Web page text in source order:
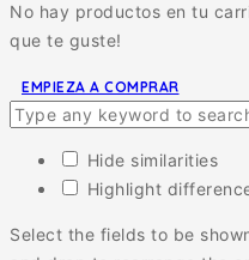
No hay productos en tu
que te guste!
EMPIEZA A COMPRAR
Hide similarities
Highlight
Select the fields to be